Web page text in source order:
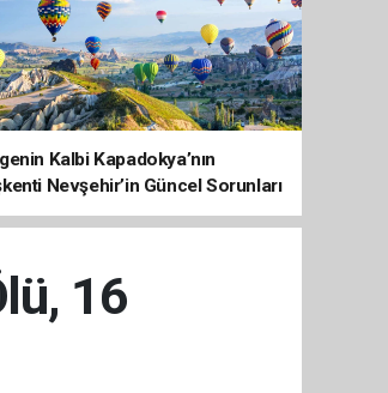
Kalbi Kapadokya’nın
Nevşehir’in Güncel Sorunları
Haritası
16